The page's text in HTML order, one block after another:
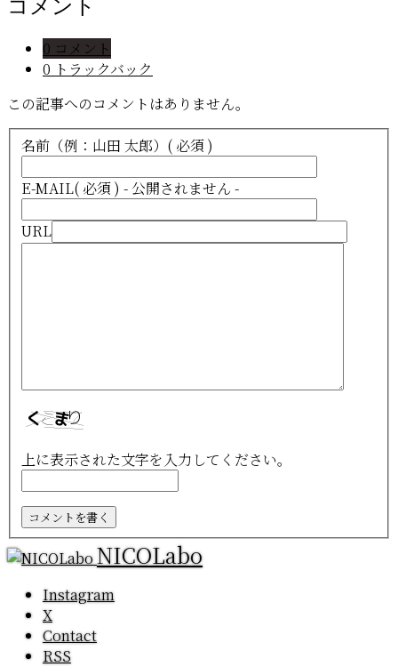
コメント
0 コメント
0 トラックバック
この記事へのコメントはありません。
名前（例：山田 太郎） ( 必須 )
E-MAIL( 必須 ) - 公開されません -
URL
上に表示された文字を入力してください。
NICOLabo
Instagram
X
Contact
RSS